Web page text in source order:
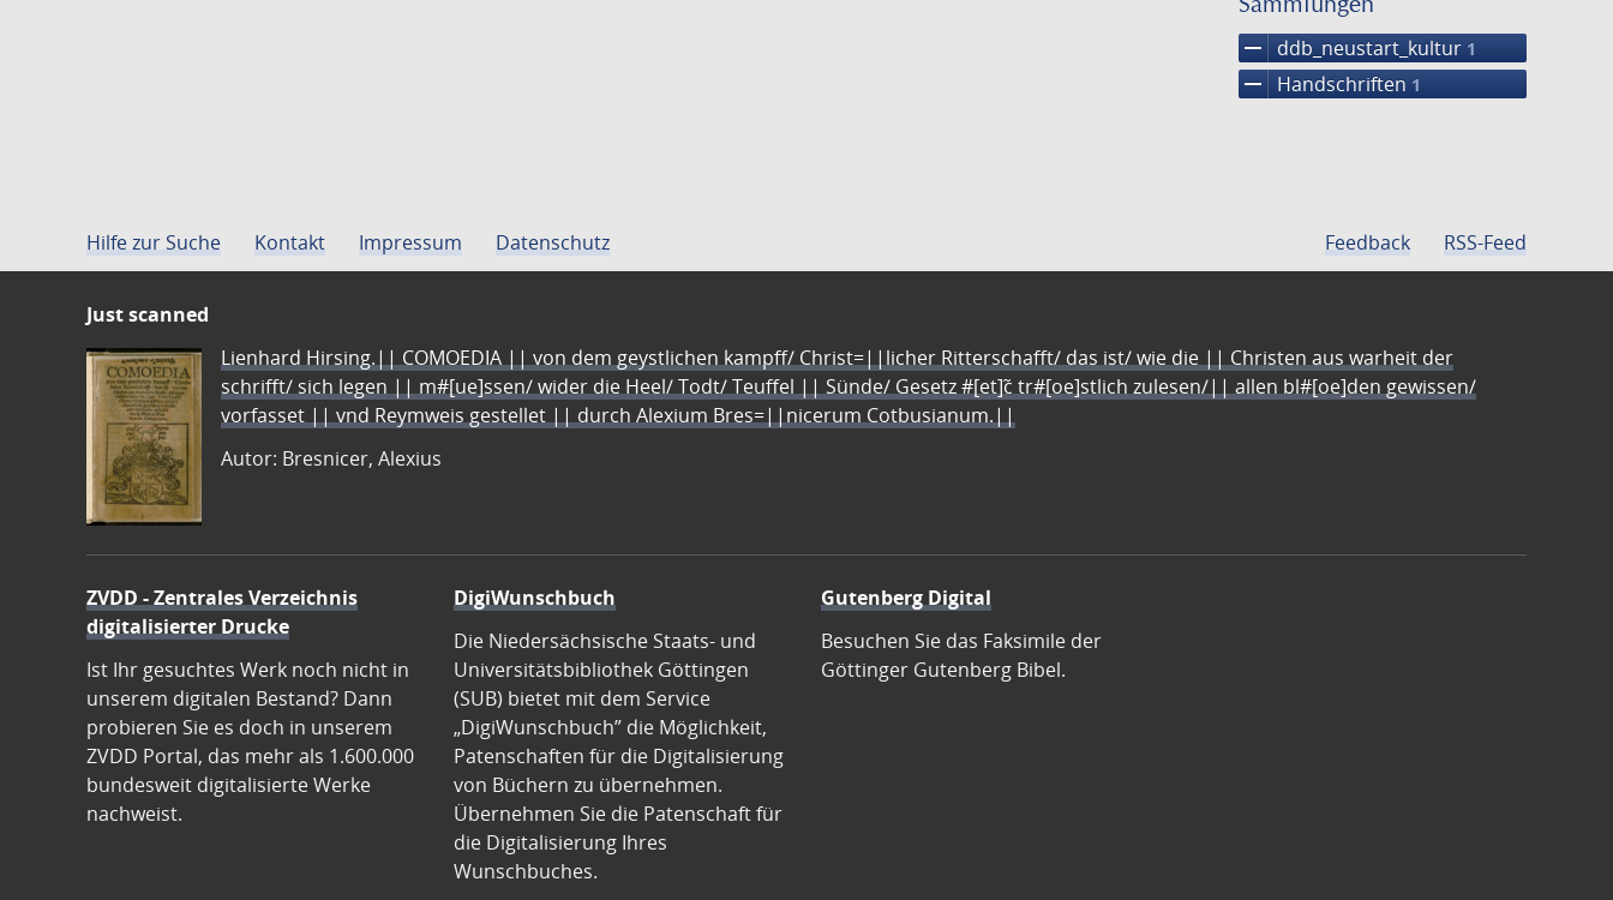
remove ddb_neustart_kultur 1
remove Handschriften 1
Hilfe zur Suche Kontakt Impressum Datenschutz Feedback RSS-Feed
Just scanned
Lienhard Hirsing.|| COMOEDIA || von dem geystlichen kampff/ Christ=||licher Ritterschafft/ das ist/ wie die || Christen aus warheit der
schrifft/ sich legen || m#[ue]ssen/ wider die Heel/ Todt/ Teuffel || Sünde/ Gesetz #[et]c̃ tr#[oe]stlich zulesen/|| allen bl#[oe]den gewissen/
vorfasset || vnd Reymweis gestellet || durch Alexium Bres=||nicerum Cotbusianum.||
Autor: Bresnicer, Alexius
ZVDD - Zentrales Verzeichnis
digitalisierter Drucke
Ist Ihr gesuchtes Werk noch nicht in
unserem digitalen Bestand? Dann
probieren Sie es doch in unserem
ZVDD Portal, das mehr als 1.600.000
bundesweit digitalisierte Werke
nachweist.
DigiWunschbuch
Die Niedersächsische Staats- und
Universitätsbibliothek Göttingen
(SUB) bietet mit dem Service
„DigiWunschbuch” die Möglichkeit,
Patenschaften für die Digitalisierung
von Büchern zu übernehmen.
Übernehmen Sie die Patenschaft für
die Digitalisierung Ihres
Wunschbuches.
Gutenberg Digital
Besuchen Sie das Faksimile der
Göttinger Gutenberg Bibel.